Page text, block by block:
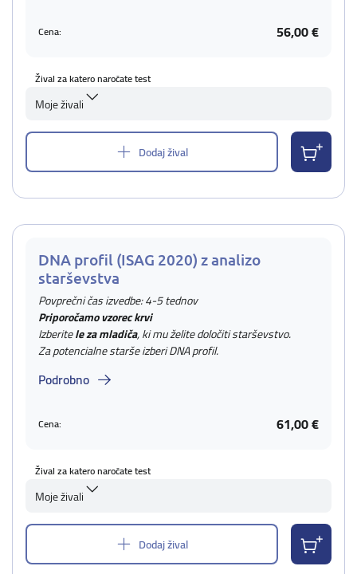
Cena: 56,00 €
Žival za katero naročate test
Moje živali
Dodaj žival
DNA profil (ISAG 2020) z analizo
starševstva
Povprečni čas izvedbe: 4-5 tednov
Priporočamo vzorec krvi
Izberitele za mladiča, ki mu želite določiti starševstvo.
Za potencialne starše izberi DNA profil.
Podrobno
Cena: 61,00 €
Žival za katero naročate test
Moje živali
Dodaj žival